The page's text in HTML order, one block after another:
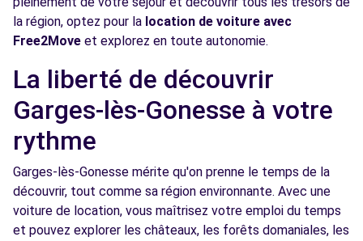
Free2Move Rent - GARAGE DES ECOLES -
EZANVILLE (C)
25 RUE DES ECOLES
EZANVILLE, 95460
Free2Move Rent - PARIS AUTOMOBILES
FAZIO PAF - BOBIGNY (C)
7.2
km
la région, optez pour la location de voiture avec
Free2Move et explorez en toute autonomie.
La liberté de découvrir
Garges-lès-Gonesse à votre
rythme
Garges-lès-Gonesse mérite qu'on prenne le temps de la
découvrir, tout comme sa région environnante. Avec une
voiture de location, vous maîtrisez votre emploi du temps
et pouvez explorer les châteaux, les forêts domaniales, les